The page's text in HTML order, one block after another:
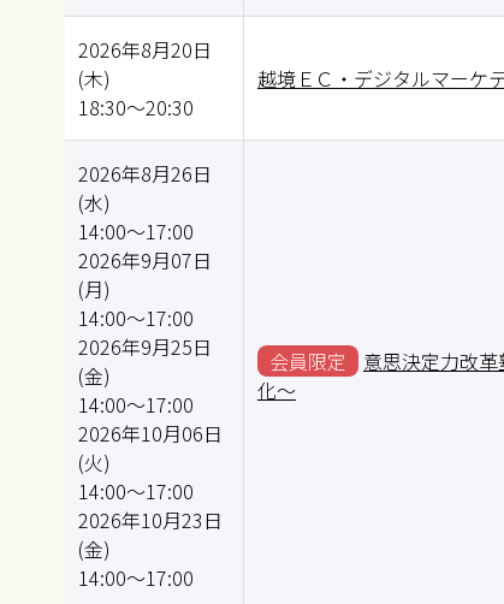
2026年8月20日
(木)
18:30～20:30
越境ＥＣ・デジタルマーケ
2026年8月26日
(水)
14:00～17:00
2026年9月07日
(月)
14:00～17:00
2026年9月25日
(金)
14:00～17:00
2026年10月06日
(火)
14:00～17:00
2026年10月23日
(金)
14:00～17:00
会員限定
意思決定力改
化～